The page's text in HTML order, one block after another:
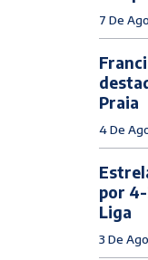
7 De
Praia
4 De
por
Liga
3 De